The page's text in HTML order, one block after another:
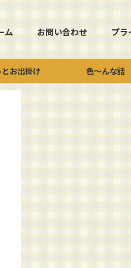
ム お問い合わせ プラ
お出掛け 色～んな話